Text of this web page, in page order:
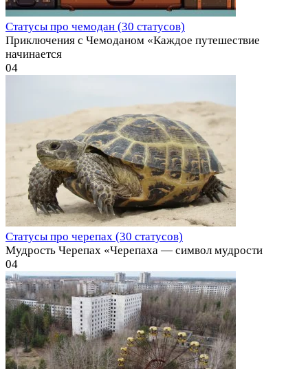
Статусы про чемодан (30 статусов)
Приключения с Чемоданом «Каждое путешествие
начинается
04
Статусы про черепах (30 статусов)
Мудрость Черепах «Черепаха — символ мудрости
04